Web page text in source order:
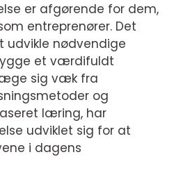
er afgørende for dem,
entreprenører. Det
udvikle nødvendige
et værdifuldt
sig væk fra
og
læring, har
udviklet sig for at
i dagens